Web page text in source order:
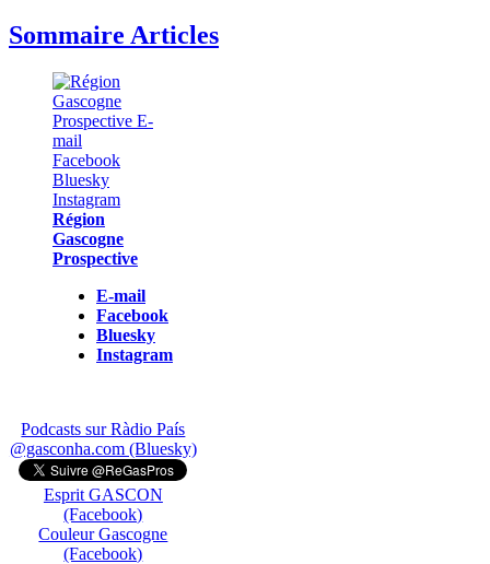
Sommaire Articles
Région
Gascogne
Prospective
E-mail
Facebook
Bluesky
Instagram
Podcasts sur Ràdio País
@gasconha.com (Bluesky)
Esprit GASCON
(Facebook)
Couleur Gascogne
(Facebook)